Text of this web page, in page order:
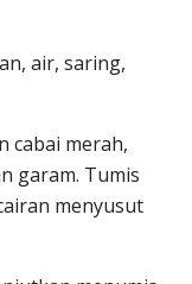
air, saring,
cabai merah,
garam. Tumis
menyusut